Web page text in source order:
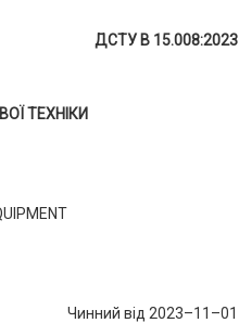
ДСТУ В 15.008:2023
ТЕХНІКИ
Чинний від 2023–11–01